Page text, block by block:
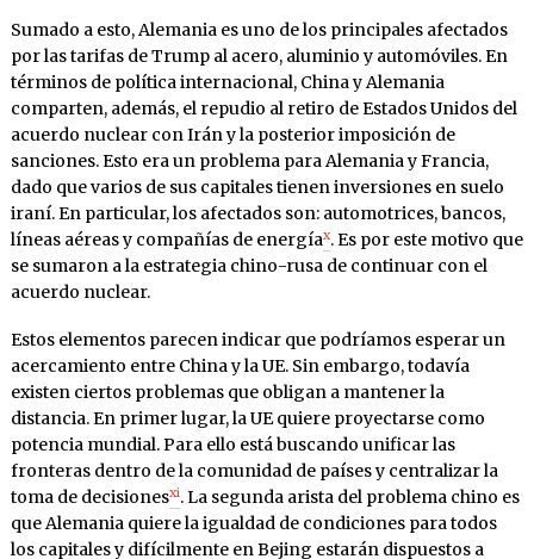
Sumado a esto, Alemania es uno de los principales afectados
por las tarifas de Trump al acero, aluminio y automóviles. En
términos de política internacional, China y Alemania
comparten, además, el repudio al retiro de Estados Unidos del
acuerdo nuclear con Irán y la posterior imposición de
sanciones. Esto era un problema para Alemania y Francia,
dado que varios de sus capitales tienen inversiones en suelo
iraní. En particular, los afectados son: automotrices, bancos,
líneas aéreas y compañías de energíax. Es por este motivo que
se sumaron a la estrategia chino-rusa de continuar con el
acuerdo nuclear.
Estos elementos parecen indicar que podríamos esperar un
acercamiento entre China y la UE. Sin embargo, todavía
existen ciertos problemas que obligan a mantener la
distancia. En primer lugar, la UE quiere proyectarse como
potencia mundial. Para ello está buscando unificar las
fronteras dentro de la comunidad de países y centralizar la
toma de decisionesxi. La segunda arista del problema chino es
que Alemania quiere la igualdad de condiciones para todos
los capitales y difícilmente en Bejing estarán dispuestos a